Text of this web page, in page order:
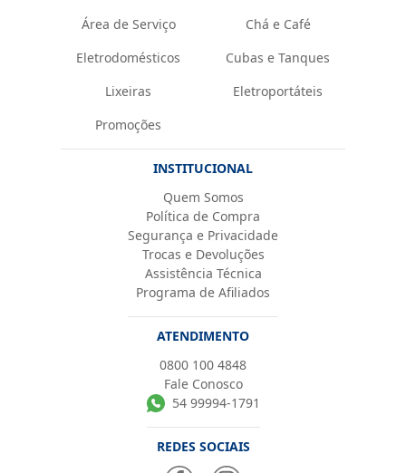
Área de Serviço
Chá e Café
Eletrodomésticos
Cubas e Tanques
Lixeiras
Eletroportáteis
Promoções
INSTITUCIONAL
Quem Somos
Política de Compra
Segurança e Privacidade
Trocas e Devoluções
Assistência Técnica
Programa de Afiliados
ATENDIMENTO
0800 100 4848
Fale Conosco
54 99994-1791
REDES SOCIAIS